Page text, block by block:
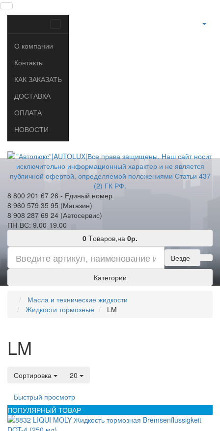
О компании
Контакты
КАК ЗАКАЗАТЬ
ДОСТАВКА
ОПЛАТА
НОВОСТИ
8 800 201 67 26 - Единый номер
8 960 579 35 95 (Магазин)
8 908 287 69 24 (Автосервис)
ПН-ВС: 9.00-19.00
0 Tоваров,на 0р.
Везде
Категории
Масла и технические жидкости
Жидкости тормозные
LM
LM
Сортировка 20
Быстрый просмотр
ПОПУЛЯРНЫЙ ТОВАР